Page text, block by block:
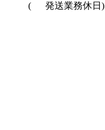
(
発送業務休日)